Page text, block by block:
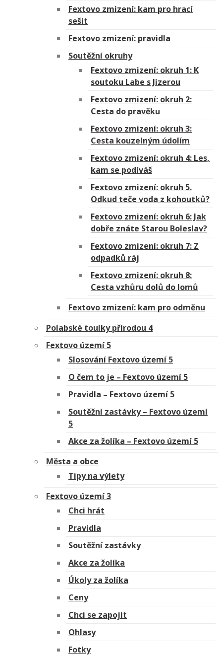
Fextovo zmizení: kam pro hrací
sešit
Fextovo zmizení: pravidla
Soutěžní okruhy
Fextovo zmizení: okruh 1: K
soutoku Labe s Jizerou
Fextovo zmizení: okruh 2:
Cesta do pravěku
Fextovo zmizení: okruh 3:
Cesta kouzelným údolím
Fextovo zmizení: okruh 4: Les,
kam se podíváš
Fextovo zmizení: okruh 5.
Odkud teče voda z kohoutků?
Fextovo zmizení: okruh 6: Jak
dobře znáte Starou Boleslav?
Fextovo zmizení: okruh 7: Z
odpadků ráj
Fextovo zmizení: okruh 8:
Cesta vzhůru dolů do lomů
Fextovo zmizení: kam pro odměnu
Polabské toulky přírodou 4
Fextovo území 5
Slosování Fextovo území 5
O čem to je – Fextovo území 5
Pravidla – Fextovo území 5
Soutěžní zastávky – Fextovo území
5
Akce za žolíka – Fextovo území 5
Města a obce
Tipy na výlety
Fextovo území 3
Chci hrát
Pravidla
Soutěžní zastávky
Akce za žolíka
Úkoly za žolíka
Ceny
Chci se zapojit
Ohlasy
Fotky